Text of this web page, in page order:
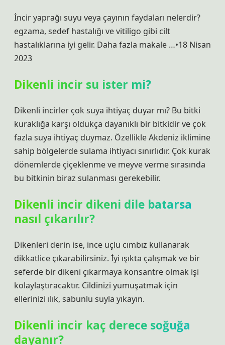
İncir yaprağı suyu veya çayının faydaları nelerdir?
egzama, sedef hastalığı ve vitiligo gibi cilt
hastalıklarına iyi gelir. Daha fazla makale …•18 Nisan
2023
Dikenli incir su ister mi?
Dikenli incirler çok suya ihtiyaç duyar mı? Bu bitki
kuraklığa karşı oldukça dayanıklı bir bitkidir ve çok
fazla suya ihtiyaç duymaz. Özellikle Akdeniz iklimine
sahip bölgelerde sulama ihtiyacı sınırlıdır. Çok kurak
dönemlerde çiçeklenme ve meyve verme sırasında
bu bitkinin biraz sulanması gerekebilir.
Dikenli incir dikeni dile batarsa
nasıl çıkarılır?
Dikenleri derin ise, ince uçlu cımbız kullanarak
dikkatlice çıkarabilirsiniz. İyi ışıkta çalışmak ve bir
seferde bir dikeni çıkarmaya konsantre olmak işi
kolaylaştıracaktır. Cildinizi yumuşatmak için
ellerinizi ılık, sabunlu suyla yıkayın.
Dikenli incir kaç derece soğuğa
dayanır?